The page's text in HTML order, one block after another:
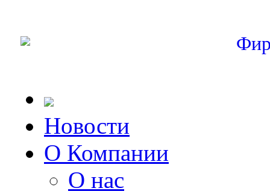
Новости
О Компании
О нас